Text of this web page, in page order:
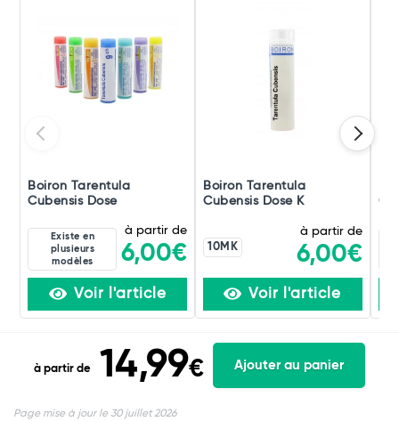
Boiron Tarentula
Cubensis Dose
Existe en
plusieurs
modèles
à partir de
6,00€
Voir l'article
Boiron Tarentula
Cubensis Dose K
10MK
à partir de
6,00€
Voir l'article
à partir de 14,99€ Ajouter au panier
Page mise à jour le 30 juillet 2026